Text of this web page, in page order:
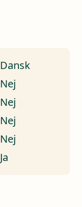
Dansk
Nej
Nej
Nej
Nej
Ja